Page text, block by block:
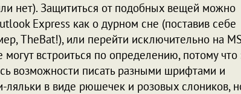
нет). Защититься от подобных вещей можно
Express как о дурном сне (поставив себе
TheBat!), или перейти исключительно на
встроиться по определению, потому что
возможности писать разными шрифтами и
ляльки в виде рюшечек и розовых слоников,